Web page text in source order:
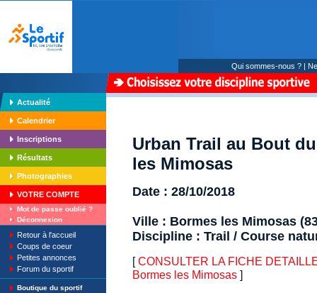
Qui sommes-nous ? |
Actualité
Calendrier
Inscriptions
Résultats
Photographies
VOTRE COMPTE
Mot de passe oublié ?
Déconnexion
Retour à l'accueil
Coups de coeur
Petites annonces
Forum du sportif
Boutique du sportif
Urban Trail au Bout
les Mimosas
Date : 28/10/2018
Ville : Bormes les Mimosas
Discipline : Trail / Course
[CONSULTER LA FICHE
Bormes les Mimosas ]